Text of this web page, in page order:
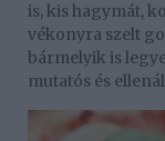
is, kis hagymát,
vékonyra szelt
bármelyik is
mutatós és